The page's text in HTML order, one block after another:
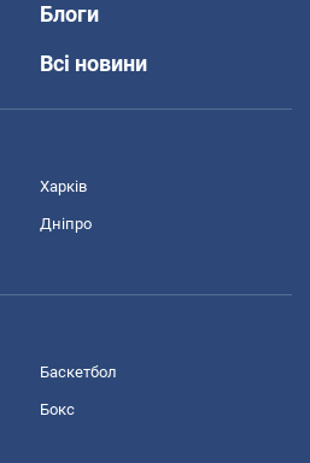
Блоги
Всі новини
Харків
Дніпро
Баскетбол
Бокс